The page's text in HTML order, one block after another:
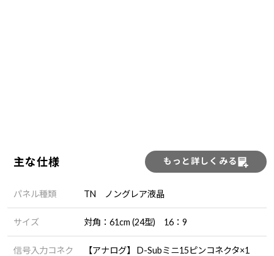
主な仕様 もっと詳しくみる
パネル種類 TN ノングレア液晶
サイズ 対角：61cm (24型) 16：9
信号入力コネク
【アナログ】 D-Subミニ15ピンコネクタ×1